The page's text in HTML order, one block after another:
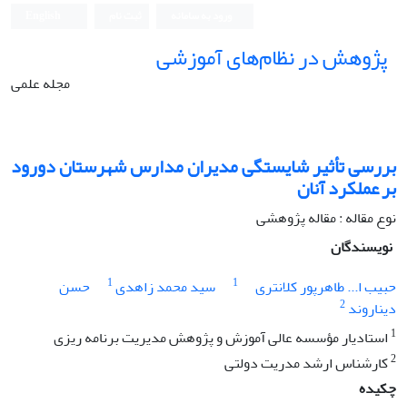
پژوهش در نظام‌های آموزشی
مجله علمی
بررسی تأثیر شایستگی مدیران مدارس شهرستان دورود
بر عملکرد آنان
نوع مقاله : مقاله پژوهشی
نویسندگان
حبیب ا... طاهرپور کلانتری
1 سید محمد زاهدی1
حسن
دیناروند2
1 استادیار مؤسسه عالی آموزش و پژوهش مدیریت برنامه ‏ریزی
2کارشناس ارشد مدریت دولتی
چکیده